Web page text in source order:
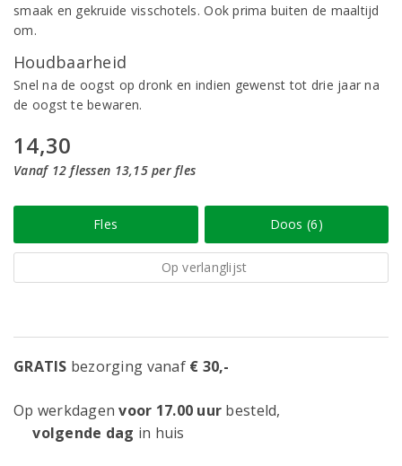
smaak en gekruide visschotels. Ook prima buiten de maaltijd
om.
Houdbaarheid
Snel na de oogst op dronk en indien gewenst tot drie jaar na
de oogst te bewaren.
14,30
Vanaf 12 flessen 13,15 per fles
Fles Doos (6)
Op verlanglijst
GRATIS bezorging vanaf € 30,-
Op werkdagenvoor 17.00 uur besteld,
volgende dag in huis